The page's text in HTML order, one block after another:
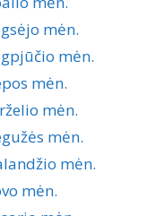
mėn.
mėn.
mėn.
mėn.
mėn.
mėn.
mėn.